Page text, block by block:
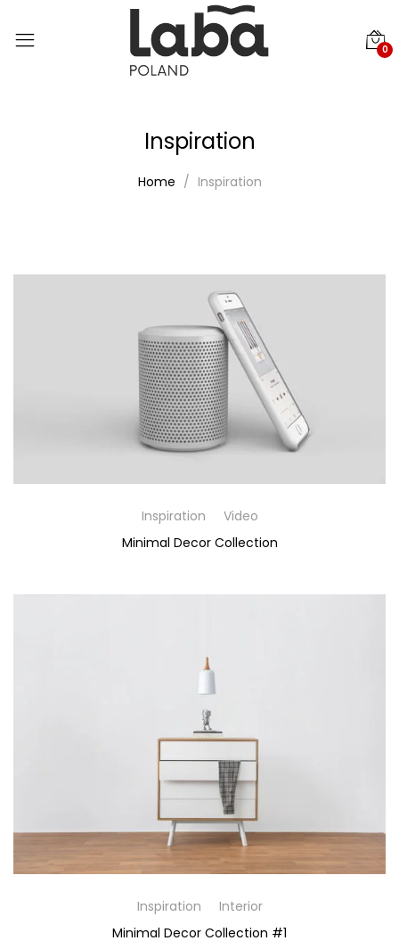
0
Inspiration
Home Inspiration
Inspiration
Video
Minimal Decor Collection
Inspiration
Interior
Minimal Decor Collection #1